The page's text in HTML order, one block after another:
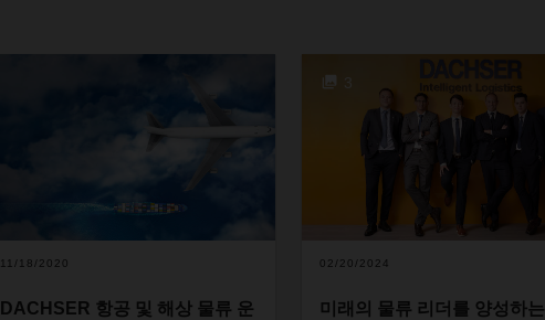
11/18/2020
DACHSER 항공 및 해상 물류 운
3
02/20/2024
미래의 물류 리더를 양성하는